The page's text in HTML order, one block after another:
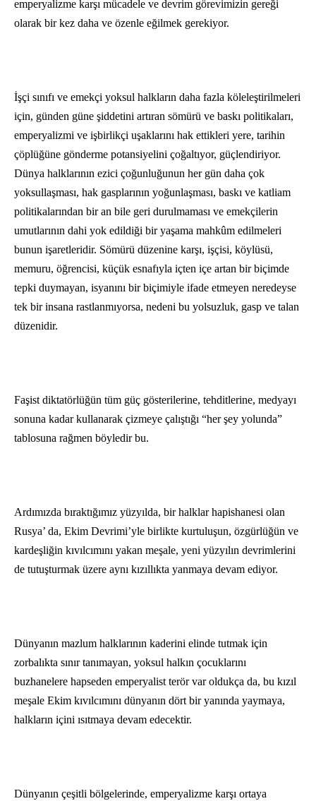
emperyalizme karşı mücadele ve devrim görevimizin gereği
olarak bir kez daha ve özenle eğilmek gerekiyor.
İşçi sınıfı ve emekçi yoksul halkların daha fazla köleleştirilmeleri
için, günden güne şiddetini artıran sömürü ve baskı politikaları,
emperyalizmi ve işbirlikçi uşaklarını hak ettikleri yere, tarihin
çöplüğüne gönderme potansiyelini çoğaltıyor, güçlendiriyor.
Dünya halklarının ezici çoğunluğunun her gün daha çok
yoksullaşması, hak gasplarının yoğunlaşması, baskı ve katliam
politikalarından bir an bile geri durulmaması ve emekçilerin
umutlarının dahi yok edildiği bir yaşama mahkûm edilmeleri
bunun işaretleridir. Sömürü düzenine karşı, işçisi, köylüsü,
memuru, öğrencisi, küçük esnafıyla içten içe artan bir biçimde
tepki duymayan, isyanını bir biçimiyle ifade etmeyen neredeyse
tek bir insana rastlanmıyorsa, nedeni bu yolsuzluk, gasp ve talan
düzenidir.
Faşist diktatörlüğün tüm güç gösterilerine, tehditlerine, medyayı
sonuna kadar kullanarak çizmeye çalıştığı “her şey yolunda”
tablosuna rağmen böyledir bu.
Ardımızda bıraktığımız yüzyılda, bir halklar hapishanesi olan
Rusya’ da, Ekim Devrimi’yle birlikte kurtuluşun, özgürlüğün ve
kardeşliğin kıvılcımını yakan meşale, yeni yüzyılın devrimlerini
de tutuşturmak üzere aynı kızıllıkta yanmaya devam ediyor.
Dünyanın mazlum halklarının kaderini elinde tutmak için
zorbalıkta sınır tanımayan, yoksul halkın çocuklarını
buzhanelere hapseden emperyalist terör var oldukça da, bu kızıl
meşale Ekim kıvılcımını dünyanın dört bir yanında yaymaya,
halkların içini ısıtmaya devam edecektir.
Dünyanın çeşitli bölgelerinde, emperyalizme karşı ortaya